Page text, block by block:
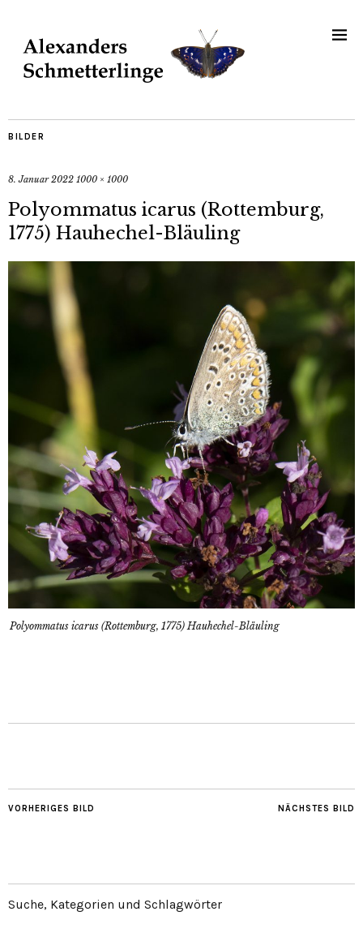
BILDER
8. Januar 2022 1000 × 1000
Polyommatus icarus (Rottemburg,
1775) Hauhechel-Bläuling
Polyommatus icarus (Rottemburg, 1775) Hauhechel-Bläuling
NÄCHSTES BILD
VORHERIGES BILD
Suche, Kategorien und Schlagwörter